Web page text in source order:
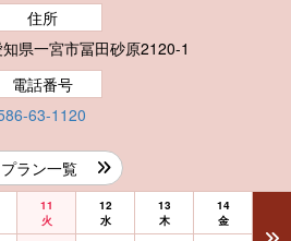
住所
県一宮市冨田砂原2120-1
電話番号
63-1120
プラン一覧
11
火
12
水
13
木
14
金